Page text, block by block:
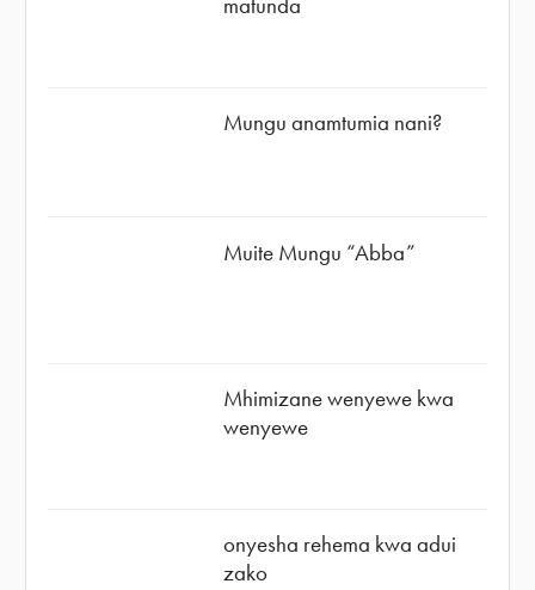
Mungu anamtumia nani?
Muite Mungu “Abba”
Mhimizane wenyewe kwa
wenyewe
onyesha rehema kwa adui
zako